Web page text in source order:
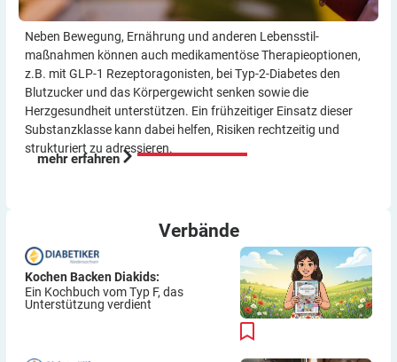
Neben Bewegung, Ernährung und anderen Lebensstil­
maßnahmen können auch medikamentöse Therapie­optionen,
z.B. mit GLP-1 Rezeptor­agonisten, bei Typ-2-Diabetes den
Blutzucker und das Körper­gewicht senken sowie die
Herzgesundheit unterstützen. Ein frühzeitiger Einsatz dieser
Substanzklasse kann dabei helfen, Risiken rechtzeitig und
strukturiert zu adressieren.
mehr erfahren
Verbände
Kochen Backen Diakids:
Ein Kochbuch vom Typ F, das
Unterstützung verdient